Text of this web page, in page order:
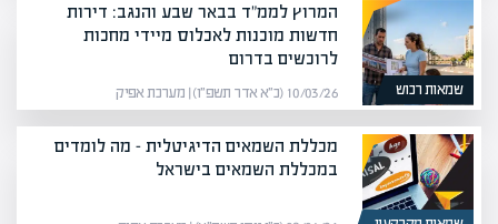
שמאות רכוש
המרוץ לממ"ד בבאר שבע והנגב: דירות
חדשות מוכנות לאכלוס מיידי מחכות
לרוכשים בדרום
10/03/26 (כ״א אדר תשפ״ו) | מערכת אפיק
מכללת השמאים הדיגיטלית – מה לומדים
במכללת השמאים בישראל